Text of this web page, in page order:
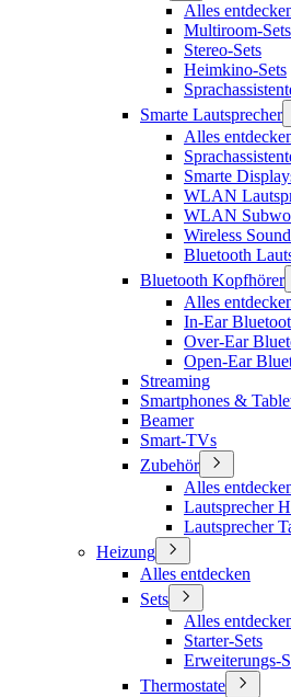
Alles
Multiroom-Sets
Stereo-Sets
Heimkino-Sets
Smarte Lautsprecher
Alles
Smarte
WLAN
WLAN
Wireless
Bluetooth
Bluetooth Kopfhörer
Alles
In-Ear
Over-Ear
Open-Ear
Streaming
Smartphones &
Beamer
Smart-TVs
Zubehör
Alles
Lautsprecher
Lautsprecher
Heizung
Alles entdecken
Sets
Alles
Starter-Sets
Erweiterungs-
Thermostate